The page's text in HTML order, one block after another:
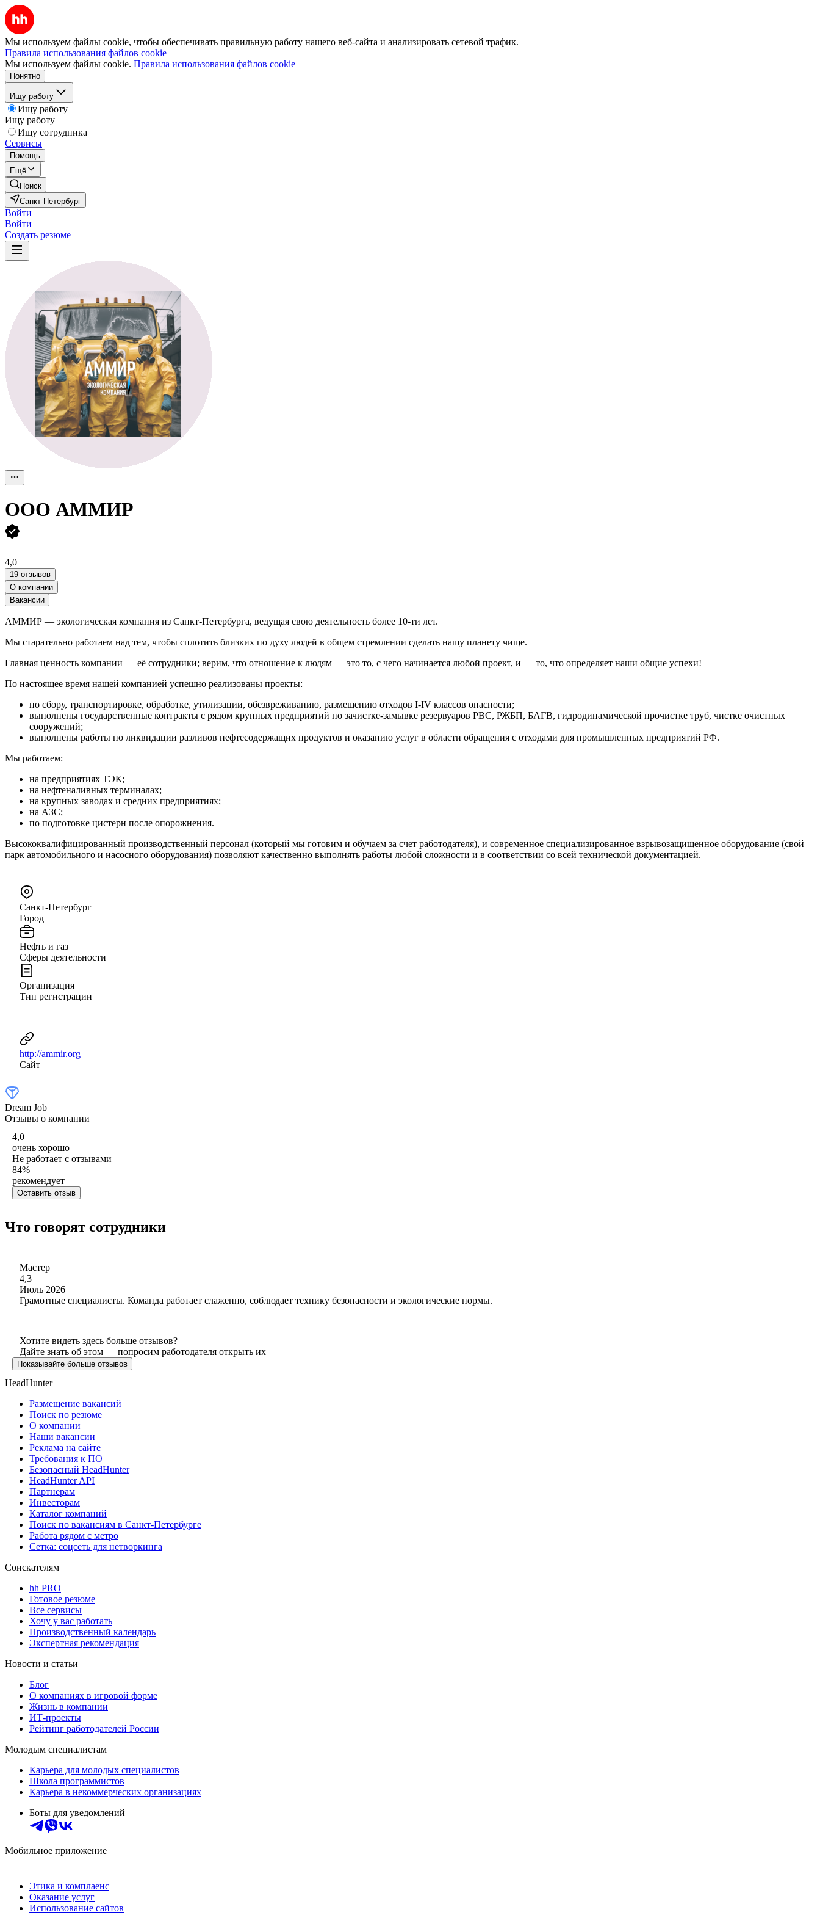
Мы используем файлы cookie, чтобы обеспечивать правильную работу нашего веб-сайта и анализировать сетевой трафик.
Правила использования файлов cookie
Мы используем файлы cookie. Правила использования файлов cookie
Понятно
Ищу работу
Ищу работу
Ищу работу
Ищу сотрудника
Сервисы
Помощь
Ещё
Поиск
Санкт-Петербург
Войти
Войти
Создать резюме
ООО АММИР
4,0
19 отзывов
О компании
Вакансии
АММИР — экологическая компания из Санкт-Петербурга, ведущая свою деятельность более 10-ти лет.
Мы старательно работаем над тем, чтобы сплотить близких по духу людей в общем стремлении сделать нашу планету чище.
Главная ценность компании — её сотрудники; верим, что отношение к людям — это то, с чего начинается любой проект, и — то, что определяет наши общие успехи!
По настоящее время нашей компанией успешно реализованы проекты:
по сбору, транспортировке, обработке, утилизации, обезвреживанию, размещению отходов I-IV классов опасности;
выполнены государственные контракты с рядом крупных предприятий по зачистке-замывке резервуаров РВС, РЖБП, БАГВ, гидродинамической прочистке труб, чистке очистных
сооружений;
выполнены работы по ликвидации разливов нефтесодержащих продуктов и оказанию услуг в области обращения с отходами для промышленных предприятий РФ.
Мы работаем:
на предприятиях ТЭК;
на нефтеналивных терминалах;
на крупных заводах и средних предприятиях;
на АЗС;
по подготовке цистерн после опорожнения.
Высококвалифицированный производственный персонал (который мы готовим и обучаем за счет работодателя), и современное специализированное взрывозащищенное оборудование (свой
парк автомобильного и насосного оборудования) позволяют качественно выполнять работы любой сложности и в соответствии со всей технической документацией.
Санкт-Петербург
Город
Нефть и газ
Сферы деятельности
Организация
Тип регистрации
http://ammir.org
Сайт
Dream Job
Отзывы о компании
4,0
очень хорошо
Не работает с отзывами
84%
рекомендует
Оставить отзыв
Что говорят сотрудники
Мастер
4,3
Июль 2026
Грамотные специалисты. Команда работает слаженно, соблюдает технику безопасности и экологические нормы.
Хотите видеть здесь больше отзывов?
Дайте знать об этом — попросим работодателя открыть их
Показывайте больше отзывов
HeadHunter
Размещение вакансий
Поиск по резюме
О компании
Наши вакансии
Реклама на сайте
Требования к ПО
Безопасный HeadHunter
HeadHunter API
Партнерам
Инвесторам
Каталог компаний
Поиск по вакансиям в Санкт-Петербурге
Работа рядом с метро
Сетка: соцсеть для нетворкинга
Соискателям
hh PRO
Готовое резюме
Все сервисы
Хочу у вас работать
Производственный календарь
Экспертная рекомендация
Новости и статьи
Блог
О компаниях в игровой форме
Жизнь в компании
ИТ-проекты
Рейтинг работодателей России
Молодым специалистам
Карьера для молодых специалистов
Школа программистов
Карьера в некоммерческих организациях
Боты для уведомлений
Мобильное приложение
Этика и комплаенс
Оказание услуг
Использование сайтов